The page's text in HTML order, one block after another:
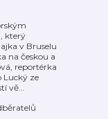
který
v Bruselu
na českou a
reportérka
Lucký ze
vě…